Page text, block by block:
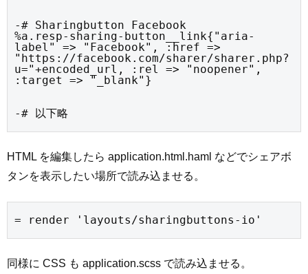
-# Sharingbutton Facebook
%a.resp-sharing-button__link{"aria-
label" => "Facebook", :href =>
"https://facebook.com/sharer/sharer.php?
u="+encoded_url, :rel => "noopener",
:target => "_blank"}
-# 以下略
HTML を編集したら application.html.haml などでシェアボ
タンを表示したい場所で読み込ませる。
= render 'layouts/sharingbuttons-io'
同様に CSS も application.scss で読み込ませる。